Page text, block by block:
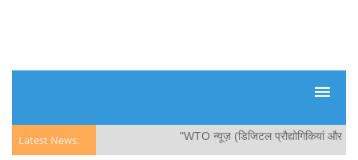
Latest News: "WTO न्यूज़ (डिजिटल प्रौद्योगिकियां और